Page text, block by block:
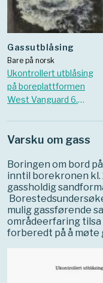
Gassutblåsing
Bare på norsk
Ukontrollert utblåsing
på boreplattformen
West Vanguard 6.
Varsku om gass
Boringen om bord
inntil borekronen
gassholdig
mulig gassførende
områdeerfaring
forberedt på å møte